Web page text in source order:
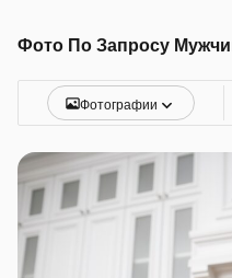
Фото По Запросу
Фотографии